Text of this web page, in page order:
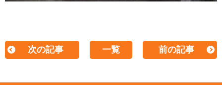
次の記事 一覧 前の記事